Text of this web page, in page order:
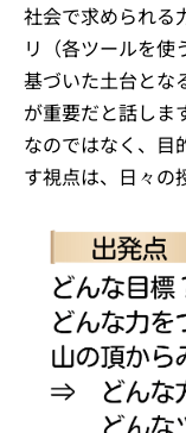
社会で求められる
リ（各ツールを使
基づいた土台とな
が重要だと話しま
なのではなく、目
す視点は、日々の